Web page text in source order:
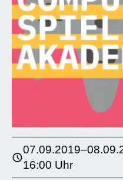
16:00 Uhr